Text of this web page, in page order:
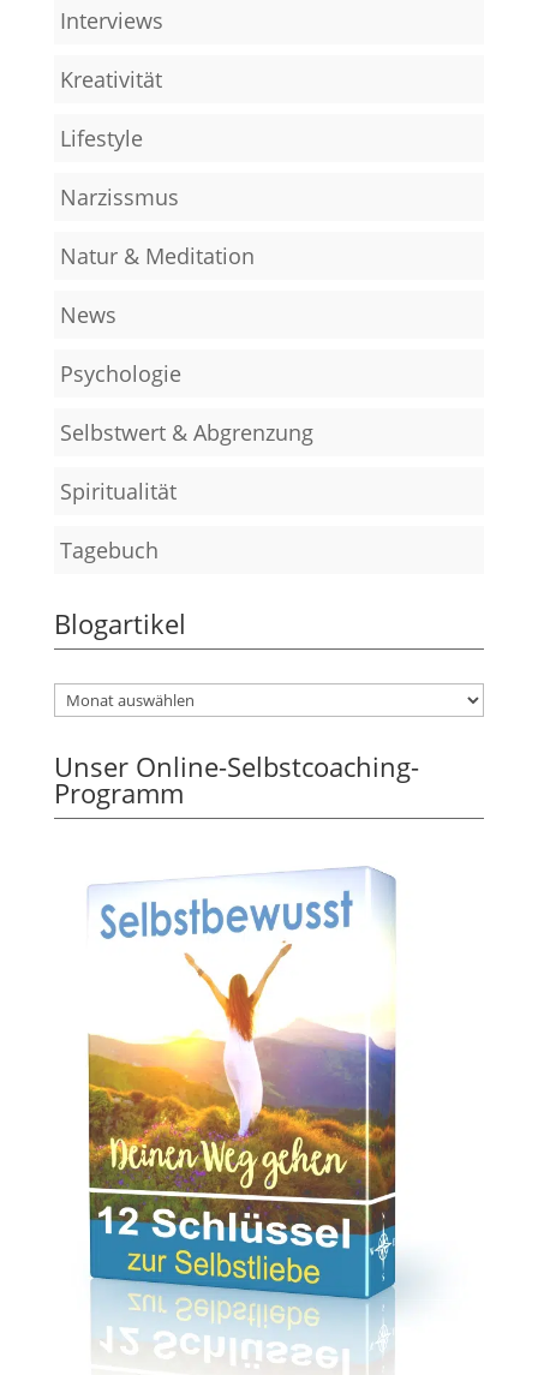
Interviews
Kreativität
Lifestyle
Narzissmus
Natur & Meditation
News
Psychologie
Selbstwert & Abgrenzung
Spiritualität
Tagebuch
Blogartikel
Unser Online-Selbstcoaching-
Programm